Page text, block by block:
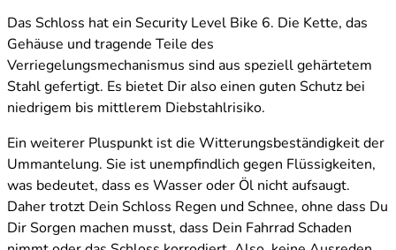
Das Schloss hat ein Security Level Bike 6. Die Kette, das
Gehäuse und tragende Teile des
Verriegelungsmechanismus sind aus speziell gehärtetem
Stahl gefertigt. Es bietet Dir also einen guten Schutz bei
niedrigem bis mittlerem Diebstahlrisiko.
Ein weiterer Pluspunkt ist die Witterungsbeständigkeit der
Ummantelung. Sie ist unempfindlich gegen Flüssigkeiten,
was bedeutet, dass es Wasser oder Öl nicht aufsaugt.
Daher trotzt Dein Schloss Regen und Schnee, ohne dass Du
Dir Sorgen machen musst, dass Dein Fahrrad Schaden